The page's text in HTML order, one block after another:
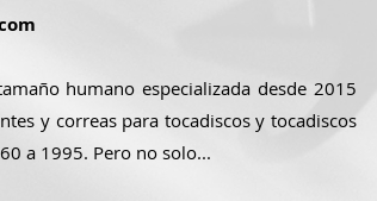
humano especializada desde 2015
y correas para tocadiscos y tocadiscos
a 1995. Pero no solo...